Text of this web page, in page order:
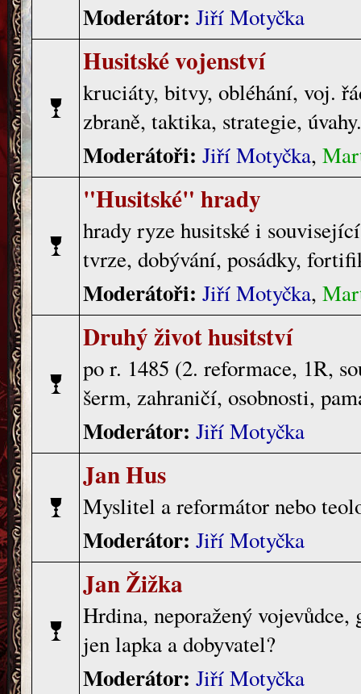
Moderátor: Jiří Motyčka
Husitské vojenství
kruciáty, bitvy, obléhání, voj.
zbraně, taktika, strategie,
Moderátoři: Jiří Motyčka,
"Husitské" hrady
hrady ryze husitské i
tvrze, dobývání, posádky,
Moderátoři: Jiří Motyčka,
Druhý život husitství
po r. 1485 (2. reformace, 1R,
šerm, zahraničí, osobnosti,
Moderátor: Jiří Motyčka
Jan Hus
Myslitel a reformátor nebo
Moderátor: Jiří Motyčka
Jan Žižka
Hrdina, neporažený vojevůdce,
jen lapka a dobyvatel?
Moderátor: Jiří Motyčka